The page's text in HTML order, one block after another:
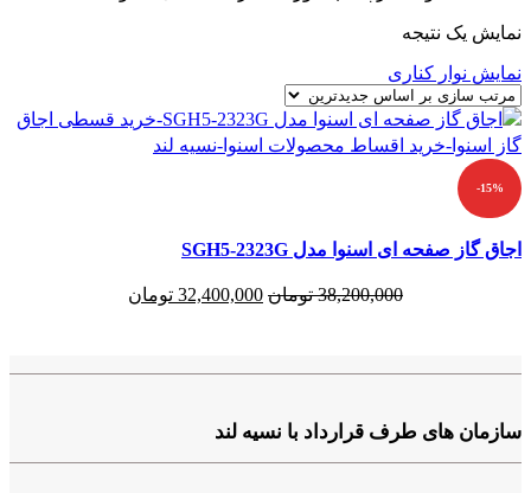
نمایش یک نتیجه
نمایش نوار کناری
-15%
اجاق گاز صفحه ای اسنوا مدل SGH5-2323G
38,200,000 تومان قیمت
بود.
32,400,000 تومان
سازمان های طرف قرارداد با نسیه لند